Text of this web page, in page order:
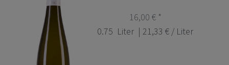
16,00 € *
0.75 Liter | 21,33 € / Liter